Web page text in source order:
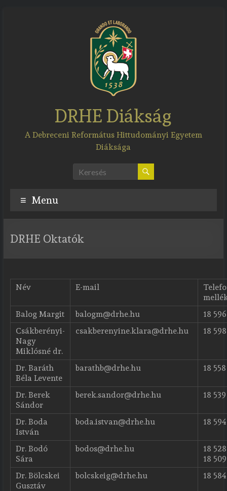
DRHE Diákság
A Debreceni Református Hittudományi Egyetem
Diáksága
Menu
DRHE Oktatók
Név E-mail
Balog Margit
balogm@drhe.hu
18 596
Csákberényi-
Nagy
Miklósné dr.
csakberenyine.klara@drhe.hu 18 598
Dr. Baráth
Béla Levente
barathb@drhe.hu 18 558
Dr. Berek
Sándor
berek.sandor@drhe.hu 18 539
Dr. Boda
István
boda.istvan@drhe.hu 18 594
Dr. Bodó
Sára
bodos@drhe.hu
18
18 509
Dr. Bölcskei
Gusztáv
bolcskeig@drhe.hu 18 584